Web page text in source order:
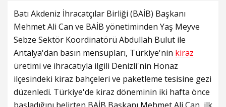
Batı Akdeniz İhracatçılar Birliği (BAİB) Başkanı
Mehmet Ali Can ve BAİB yönetiminden Yaş Meyve
Sebze Sektör Koordinatörü Abdullah Bulut ile
Antalya'dan basın mensupları, Türkiye'nin kiraz
üretimi ve ihracatıyla ilgili Denizli'nin Honaz
ilçesindeki kiraz bahçeleri ve paketleme tesisine gezi
düzenledi. Türkiye'de kiraz döneminin iki hafta önce